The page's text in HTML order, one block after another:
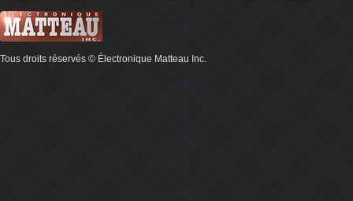
Tous droits réservés © Électronique Matteau Inc.